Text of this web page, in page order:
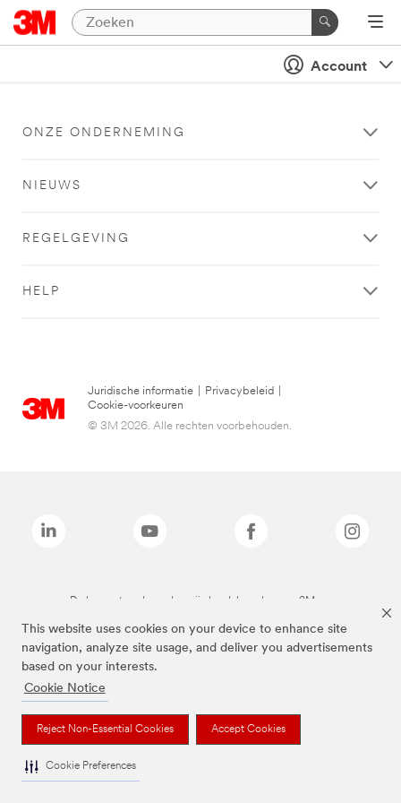
This website uses cookies on your device to enhance site
navigation, analyze site usage, and deliver you advertisements
based on your interests.
Cookie Notice
Reject Non-Essential Cookies Accept Cookies
Cookie Preferences
Account
ONZE ONDERNEMING
NIEUWS
REGELGEVING
HELP
Juridische informatie Privacybeleid
Cookie-voorkeuren
© 3M 2026. Alle rechten voorbehouden.
De bovenstaande merken zijn handelsmerken van 3M.we